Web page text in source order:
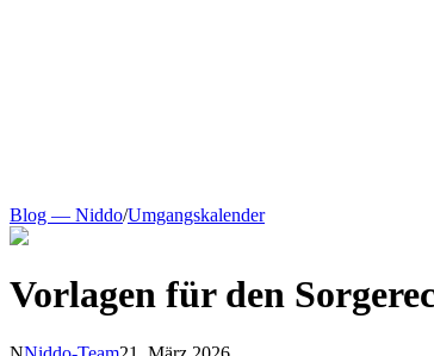
Blog — Niddo/Umgangskalender
Vorlagen für den